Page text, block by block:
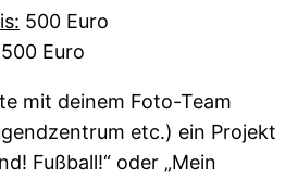
500 Euro
500 Euro
mit deinem Foto-Team
etc.) ein Projekt
Fußball!“ oder „Mein